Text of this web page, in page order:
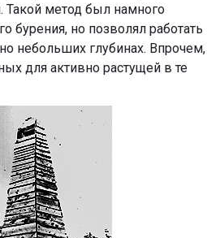
Такой метод был намного
бурения, но позволял работать
небольших глубинах. Впрочем,
для активно растущей в те